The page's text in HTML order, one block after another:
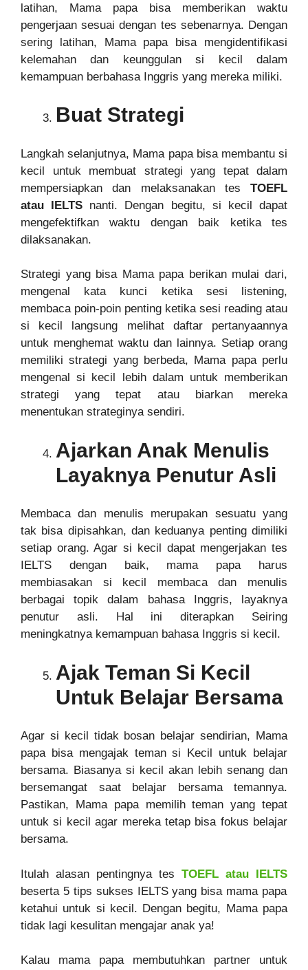
latihan, Mama papa bisa memberikan waktu
pengerjaan sesuai dengan tes sebenarnya. Dengan
sering latihan, Mama papa bisa mengidentifikasi
kelemahan dan keunggulan si kecil dalam
kemampuan berbahasa Inggris yang mereka miliki.
Buat Strategi
Langkah selanjutnya, Mama papa bisa membantu si
kecil untuk membuat strategi yang tepat dalam
mempersiapkan dan melaksanakan tes TOEFL
atau IELTS nanti. Dengan begitu, si kecil dapat
mengefektifkan waktu dengan baik ketika tes
dilaksanakan.
Strategi yang bisa Mama papa berikan mulai dari,
mengenal kata kunci ketika sesi listening,
membaca poin-poin penting ketika sesi reading atau
si kecil langsung melihat daftar pertanyaannya
untuk menghemat waktu dan lainnya. Setiap orang
memiliki strategi yang berbeda, Mama papa perlu
mengenal si kecil lebih dalam untuk memberikan
strategi yang tepat atau biarkan mereka
menentukan strateginya sendiri.
Ajarkan Anak Menulis
Layaknya Penutur Asli
Membaca dan menulis merupakan sesuatu yang
tak bisa dipisahkan, dan keduanya penting dimiliki
setiap orang. Agar si kecil dapat mengerjakan tes
IELTS dengan baik, mama papa harus
membiasakan si kecil membaca dan menulis
berbagai topik dalam bahasa Inggris, layaknya
penutur asli. Hal ini diterapkan Seiring
meningkatnya kemampuan bahasa Inggris si kecil.
Ajak Teman Si Kecil
Untuk Belajar Bersama
Agar si kecil tidak bosan belajar sendirian, Mama
papa bisa mengajak teman si Kecil untuk belajar
bersama. Biasanya si kecil akan lebih senang dan
bersemangat saat belajar bersama temannya.
Pastikan, Mama papa memilih teman yang tepat
untuk si kecil agar mereka tetap bisa fokus belajar
bersama.
Itulah alasan pentingnya tes TOEFL atau IELTS
beserta 5 tips sukses IELTS yang bisa mama papa
ketahui untuk si kecil. Dengan begitu, Mama papa
tidak lagi kesulitan mengajar anak ya!
Kalau mama papa membutuhkan partner untuk